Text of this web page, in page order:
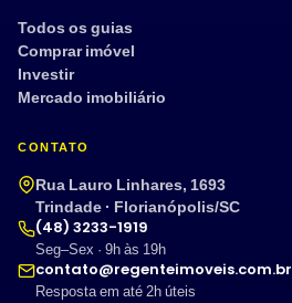
Todos os guias
Comprar imóvel
Investir
Mercado imobiliário
CONTATO
Rua Lauro Linhares, 1693
Trindade · Florianópolis/SC
(48) 3233-1919
Seg–Sex · 9h às 19h
contato@regenteimoveis.com.br
Resposta em até 2h úteis